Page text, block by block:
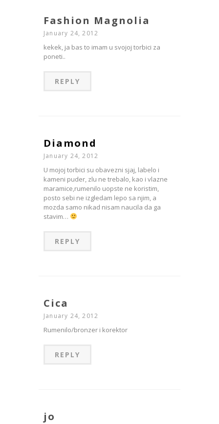
Fashion Magnolia
January 24, 2012
kekek, ja bas to imam u svojoj torbici za
poneti..
REPLY
Diamond
January 24, 2012
U mojoj torbici su obavezni sjaj, labelo i
kameni puder, zlu ne trebalo, kao i vlazne
maramice,rumenilo uopste ne koristim,
posto sebi ne izgledam lepo sa njim, a
mozda samo nikad nisam naucila da ga
stavim…
REPLY
Cica
January 24, 2012
Rumenilo/bronzer i korektor
REPLY
jo